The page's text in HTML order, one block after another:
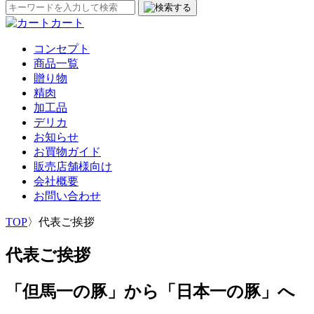
カート
コンセプト
商品一覧
贈り物
精肉
加工品
デリカ
お知らせ
お買物ガイド
販売店舗様向け
会社概要
お問い合わせ
TOP〉 代表ご挨拶
代表ご挨拶
「但馬一の豚」から「日本一の豚」へ